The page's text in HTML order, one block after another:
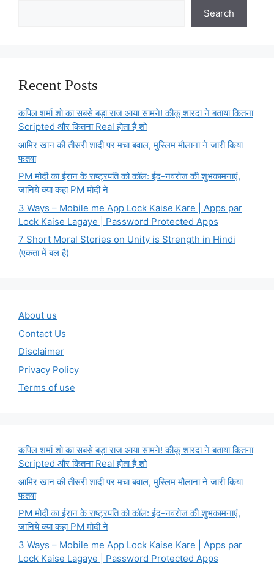
Search
Recent Posts
कपिल शर्मा शो का सबसे बड़ा राज आया सामने! कीकू शारदा ने बताया कितना
Scripted और कितना Real होता है शो
आमिर खान की तीसरी शादी पर मचा बवाल, मुस्लिम मौलाना ने जारी किया
फतवा
PM मोदी का ईरान के राष्ट्रपति को कॉल: ईद-नवरोज की शुभकामनाएं,
जानिये क्या कहा PM मोदी ने
3 Ways – Mobile me App Lock Kaise Kare | Apps par
Lock Kaise Lagaye | Password Protected Apps
7 Short Moral Stories on Unity is Strength in Hindi
(एकता में बल है)
About us
Contact Us
Disclaimer
Privacy Policy
Terms of use
कपिल शर्मा शो का सबसे बड़ा राज आया सामने! कीकू शारदा ने बताया कितना
Scripted और कितना Real होता है शो
आमिर खान की तीसरी शादी पर मचा बवाल, मुस्लिम मौलाना ने जारी किया
फतवा
PM मोदी का ईरान के राष्ट्रपति को कॉल: ईद-नवरोज की शुभकामनाएं,
जानिये क्या कहा PM मोदी ने
3 Ways – Mobile me App Lock Kaise Kare | Apps par
Lock Kaise Lagaye | Password Protected Apps